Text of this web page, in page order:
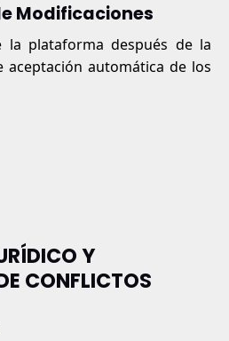
Modificaciones
la plataforma después de la
aceptación automática de los
Y
CONFLICTOS